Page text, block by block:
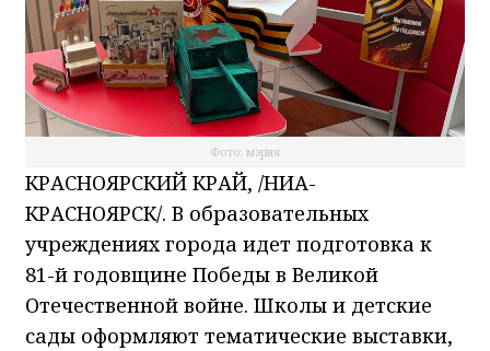
Фото: мэрия
КРАСНОЯРСКИЙ КРАЙ, /НИА-
КРАСНОЯРСК/. В образовательных
учреждениях города идет подготовка к
81-й годовщине Победы в Великой
Отечественной войне. Школы и детские
сады оформляют тематические выставки,